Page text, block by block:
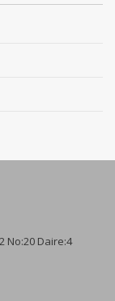
No:20 Daire:4